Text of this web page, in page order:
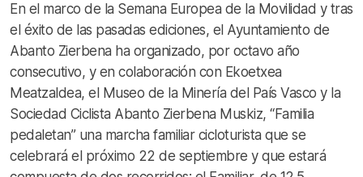
En el marco de la Semana Europea de la Movilidad y tras
el éxito de las pasadas ediciones, el Ayuntamiento de
Abanto Zierbena ha organizado, por octavo año
consecutivo, y en colaboración con Ekoetxea
Meatzaldea, el Museo de la Minería del País Vasco y la
Sociedad Ciclista Abanto Zierbena Muskiz, “Familia
pedaletan” una marcha familiar cicloturista que se
celebrará el próximo 22 de septiembre y que estará